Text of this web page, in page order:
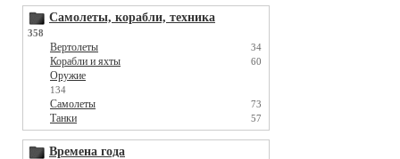
Самолеты, корабли, техника
358
Вертолеты 34
Корабли и яхты 60
Оружие
134
Самолеты 73
Танки 57
Времена года